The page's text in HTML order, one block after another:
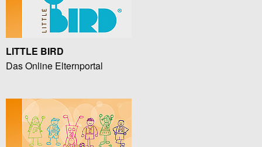
LITTLE BIRD
Das Online Elternportal